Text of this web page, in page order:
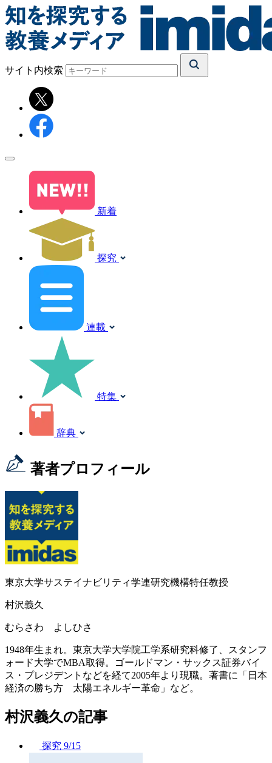
サイト内検索
新着
探究
連載
特集
辞典
著者プロフィール
東京大学サステイナビリティ学連研究機構特任教授
村沢義久
むらさわ よしひさ
1948年生まれ。東京大学大学院工学系研究科修了、スタンフ
ォード大学でMBA取得。ゴールドマン・サックス証券バイ
ス・プレジデントなどを経て2005年より現職。著書に「日本
経済の勝ち方 太陽エネルギー革命」など。
村沢義久の記事
探究 9/15